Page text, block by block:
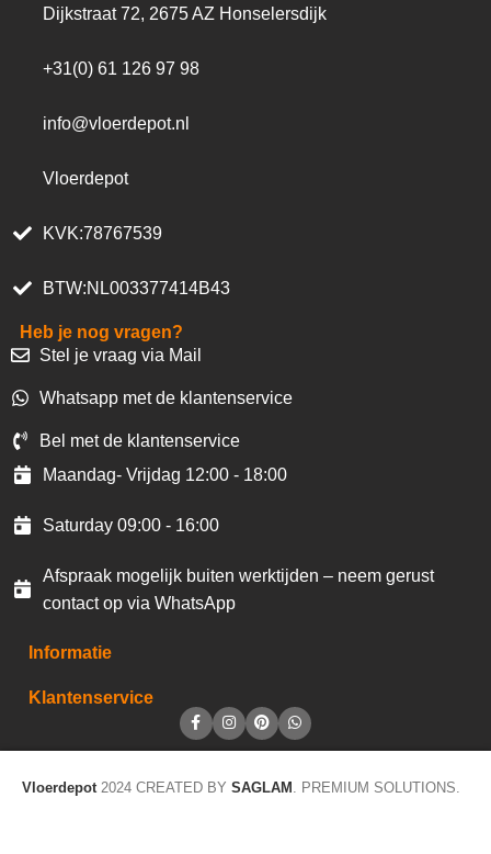
Dijkstraat 72, 2675 AZ Honselersdijk
+31(0) 61 126 97 98
info@vloerdepot.nl
Vloerdepot
KVK:78767539
BTW:NL003377414B43
Heb je nog vragen?
Stel je vraag via Mail
Whatsapp met de klantenservice
Bel met de klantenservice
Maandag- Vrijdag 12:00 - 18:00
Saturday 09:00 - 16:00
Afspraak mogelijk buiten werktijden – neem gerust
contact op via WhatsApp
Informatie
Klantenservice
Vloerdepot 2024 CREATED BY SAGLAM . PREMIUM SOLUTIONS.